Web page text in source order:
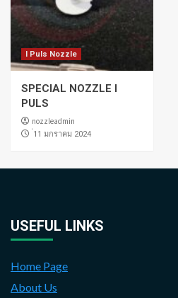
I Puls Nozzle
SPECIAL NOZZLE I
PULS
nozzleadmin
่11 มกราคม 2024
USEFUL LINKS
Home Page
About Us